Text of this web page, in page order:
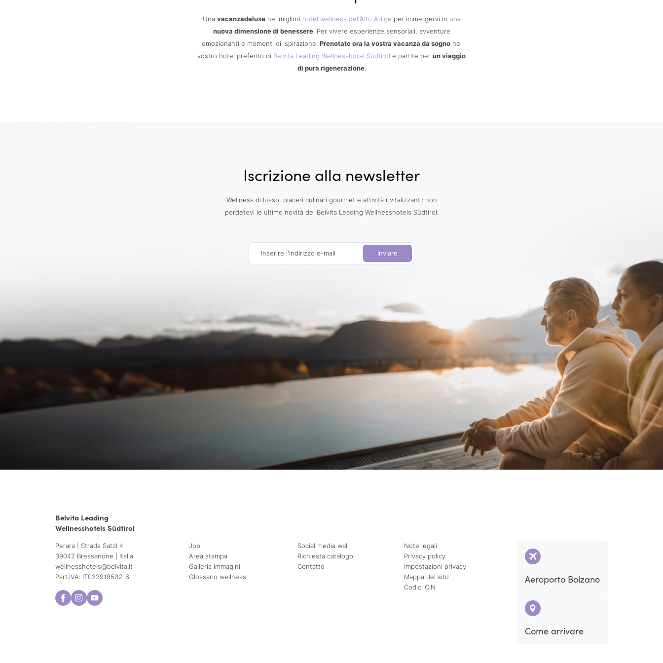
Una vacanzadeluxenei migliori hotel wellness dell’Alto Adige per immergervi in una
nuova dimensione di benessere. Per vivere esperienze sensoriali, avventure
emozionanti e momenti di ispirazione. Prenotate ora la vostra vacanza da sognonel
vostro hotel preferito di Belvita Leading Wellnesshotel Südtirol e partite per un viaggio
di pura rigenerazione.
Iscrizione alla newsletter
Wellness di lusso, piaceri culinari gourmet e attività rivitalizzanti: non
perdetevi le ultime novità dei Belvita Leading Wellnesshotels Südtirol.
Inserire l'indirizzo e-mail Inviare
Belvita Leading
Wellnesshotels Südtirol
Perara | Strada Satzl 4
39042 Bressanone | Italia
wellnesshotels@belvita.it
Part.IVA: IT02291950216
Job
Area stampa
Galleria immagini
Glossario wellness
Social media wall
Richiesta catalogo
Contatto
Note legali
Privacy policy
Impostazioni privacy
Mappa del sito
Codici CIN
Aeroporto Bolzano
Come arrivare